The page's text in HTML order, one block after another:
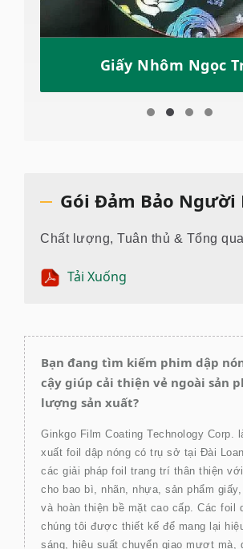
Giấy Nhôm Ngọc
Gói Đảm Bảo Người
Chất lượng, Tuân thủ & Tổng
Tải Xuống
Bạn đang tìm kiếm phim dập
cậy giúp cải thiện vẻ ngoài sản
lượng sản xuất?
Ginkgo Film Coating Technology Corp.
xuất foil dập nóng có trụ sở tại Đài
các giải pháp foil trang trí thân thiện
cho bao bì, nhãn, nhựa, sản phẩm
và hoàn thiện bề mặt cao cấp. Các foil
chúng tôi được thiết kế để mang lại
sáng, hiệu suất chuyển giao mượt mà,